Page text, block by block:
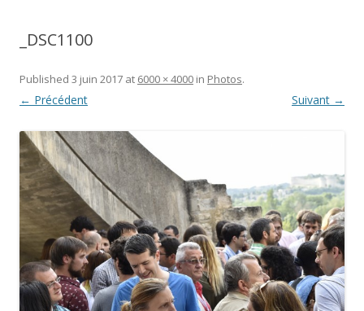
_DSC1100
Published 3 juin 2017 at 6000 × 4000 in Photos.
← Précédent Suivant →